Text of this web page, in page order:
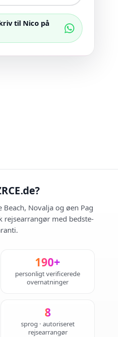
til Nico på
Novalja og øen Pag
med bedste-
190+
personligt verificerede
overnatninger
8
sprog · autoriseret
rejsearrangør